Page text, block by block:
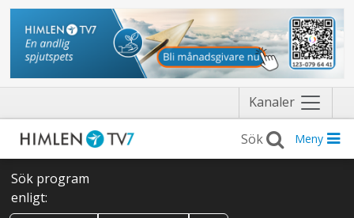
Kanaler Näytä
valikko
Meny
Sök program
enligt: